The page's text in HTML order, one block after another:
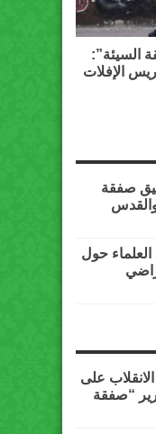
السيئة”:
الإفلات
صفقة
حول
على
“صفقة